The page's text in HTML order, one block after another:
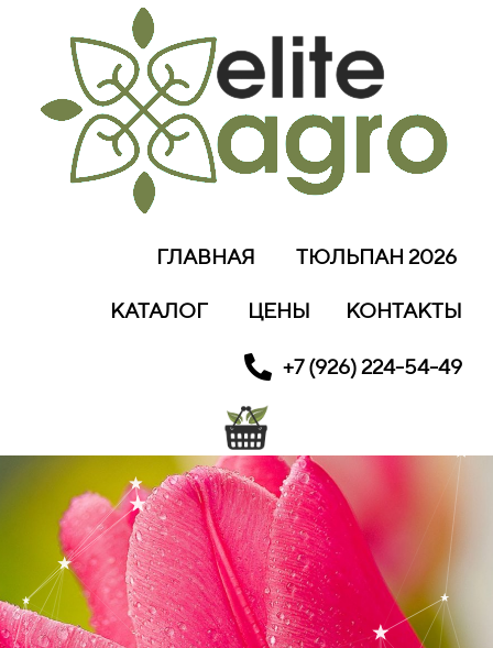
ГЛАВНАЯ ТЮЛЬПАН 2026
КАТАЛОГ ЦЕНЫ КОНТАКТЫ
+7 (926) 224-54-49